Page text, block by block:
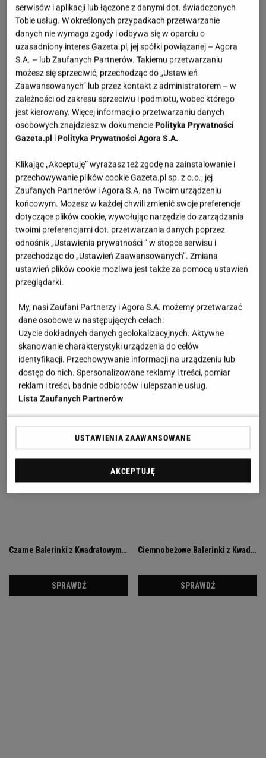
Takie balerinki za niecałe 50 zł to prawdziwa okazja,
co Polki szybko wyczuły, ponieważ rozmiarów
powoli zaczyna brakować. To prawdziwe cuda na co
dzień, do biura i na specjalne okazje, jak wesele.
Sekret ich popularności tkwi w minimalizmie, który
na nowo powrócił do mody w świeżej odsłonie.
serwisów i aplikacji lub łączone z danymi dot. świadczonych
Tobie usług. W określonych przypadkach przetwarzanie
danych nie wymaga zgody i odbywa się w oparciu o
uzasadniony interes Gazeta.pl, jej spółki powiązanej – Agora
S.A. – lub Zaufanych Partnerów. Takiemu przetwarzaniu
możesz się sprzeciwić, przechodząc do „Ustawień
Zaawansowanych” lub przez kontakt z administratorem – w
zależności od zakresu sprzeciwu i podmiotu, wobec którego
jest kierowany. Więcej informacji o przetwarzaniu danych
osobowych znajdziesz w dokumencie Polityka Prywatności
Gazeta.pl i Polityka Prywatności Agora S.A.
Klikając „Akceptuję” wyrażasz też zgodę na zainstalowanie i
przechowywanie plików cookie Gazeta.pl sp. z o.o., jej
Zaufanych Partnerów i Agora S.A. na Twoim urządzeniu
końcowym. Możesz w każdej chwili zmienić swoje preferencje
dotyczące plików cookie, wywołując narzędzie do zarządzania
twoimi preferencjami dot. przetwarzania danych poprzez
odnośnik „Ustawienia prywatności ” w stopce serwisu i
przechodząc do „Ustawień Zaawansowanych”. Zmiana
ustawień plików cookie możliwa jest także za pomocą ustawień
przeglądarki.
My, nasi Zaufani Partnerzy i Agora S.A. możemy przetwarzać
dane osobowe w następujących celach:
Użycie dokładnych danych geolokalizacyjnych. Aktywne
skanowanie charakterystyki urządzenia do celów
identyfikacji. Przechowywanie informacji na urządzeniu lub
dostęp do nich. Spersonalizowane reklamy i treści, pomiar
reklam i treści, badnie odbiorców i ulepszanie usług.
Lista Zaufanych Partnerów
USTAWIENIA ZAAWANSOWANE
AKCEPTUJĘ